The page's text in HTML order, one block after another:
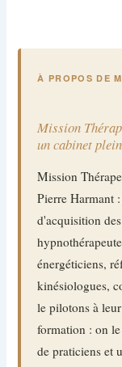
À PROPOS DE
Mission
un cabinet
Mission
Pierre Harmant
d'acquisition
énergéticiens,
kinésiologues,
le pilotons à
formation : on
de praticiens et